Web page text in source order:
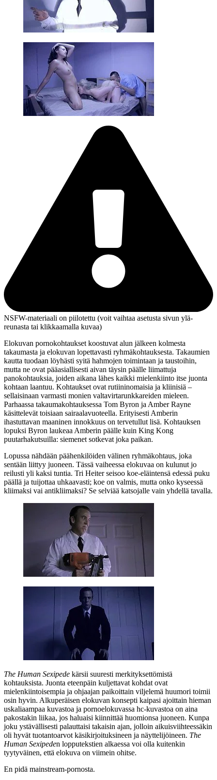
NSFW-materiaali on piilotettu (voit vaihtaa asetusta sivun ylä­
reunasta tai klikkaamalla kuvaa)
Elokuvan pornokohtaukset koostuvat alun jälkeen kolmesta
takaumasta ja elokuvan lopettavasti ryhmäkohtauksesta. Takaumien
kautta tuodaan löyhästi syitä hahmojen toimintaan ja taustoihin,
mutta ne ovat pääasiallisesti aivan täysin päälle liimattuja
panokohtauksia, joiden aikana lähes kaikki mielenkiinto itse juonta
kohtaan laantuu. Kohtaukset ovat rutiininomaisia ja kliinisiä –
sellaisinaan varmasti monien valtavirtarunkkareiden mieleen.
Parhaassa takaumakohtauksessa Tom Byron ja Amber Rayne
käsittelevät toisiaan sairaalavuoteella. Erityisesti Amberin
ihastuttavan maaninen innokkuus on tervetullut lisä. Kohtauksen
lopuksi Byron laukeaa Amberin päälle kuin King Kong
puutarhakutsuilla: siemenet sotkevat joka paikan.
Lopussa nähdään päähenkilöiden välinen ryhmäkohtaus, joka
sentään liittyy juoneen. Tässä vaiheessa elokuvaa on kulunut jo
reilusti yli kaksi tuntia. Tri Heiter seisoo koe‑eläintensä edessä puku
päällä ja tuijottaa uhkaavasti; koe on valmis, mutta onko kyseessä
kliimaksi vai antikliimaksi? Se selviää katsojalle vain yhdellä tavalla.
The Human Sexipede kärsii suuresti merkityksettömistä
kohtauksista. Juonta eteenpäin kuljettavat kohdat ovat
mielenkiintoisempia ja ohjaajan paikoittain viljelemä huumori toimii
osin hyvin. Alkuperäisen elokuvan konsepti kaipasi ajoittain hieman
uskaliaampaa kuvastoa ja pornoelokuvassa hc‑kuvastoa on aina
pakostakin liikaa, jos haluaisi kiinnittää huomionsa juoneen. Kunpa
joku ystävällisesti palauttaisi takaisin ajan, jolloin aikuisviihteessäkin
oli hyvät tuotantoarvot käsikirjoituksineen ja näyttelijöineen. The
Human Sexipeden lopputekstien alkaessa voi olla kuitenkin
tyytyväinen, että elokuva on viimein ohitse.
En pidä mainstream-pornosta.